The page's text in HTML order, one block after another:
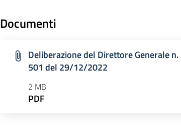
Documenti
Deliberazione del Direttore Generale n.
501 del 29/12/2022
2 MB
PDF